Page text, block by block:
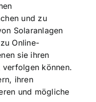
und zu
Solaranlagen
Online-
sie ihren
verfolgen können.
ihren
und mögliche